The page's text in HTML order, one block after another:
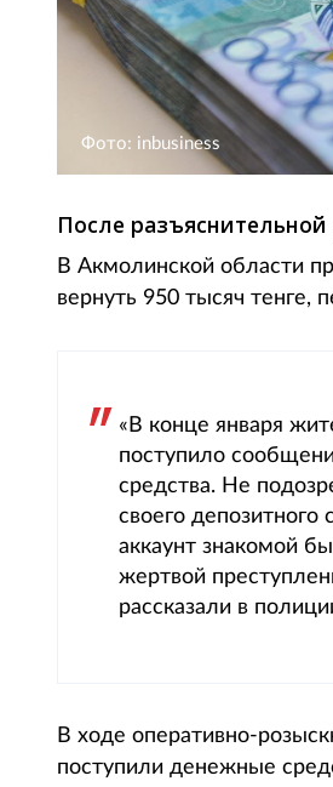
Фото: inbusiness
После
В Акмолинской области
вернуть 950 тысяч
«В конце января
поступило
средства. Не
своего депозитного
аккаунт знакомой
жертвой
рассказали в
В ходе оперативно-
поступили денежные